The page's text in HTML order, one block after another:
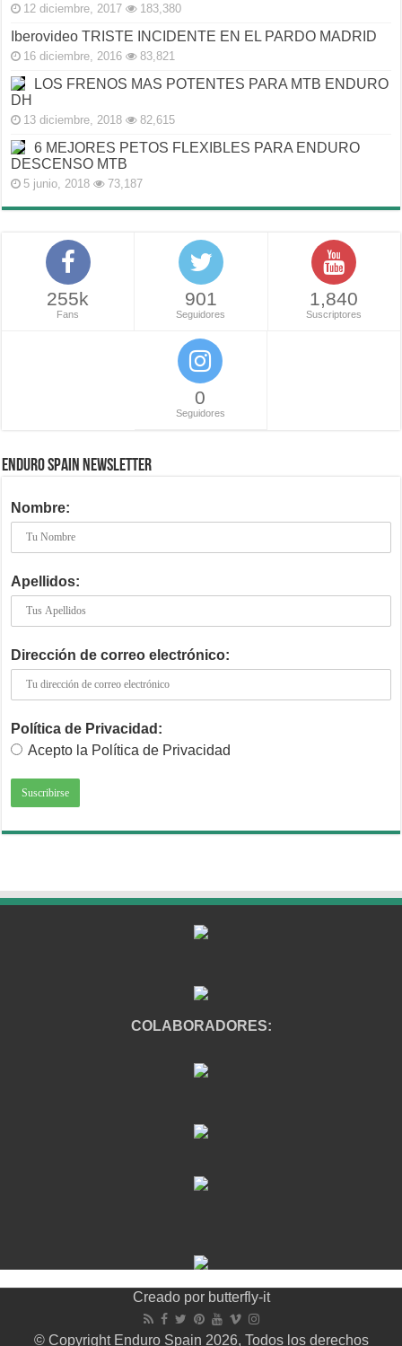
12 diciembre, 2017 183,380
Iberovideo TRISTE INCIDENTE EN EL PARDO MADRID
16 diciembre, 2016 83,821
LOS FRENOS MAS POTENTES PARA MTB ENDURO
DH
13 diciembre, 2018 82,615
6 MEJORES PETOS FLEXIBLES PARA ENDURO
DESCENSO MTB
5 junio, 2018 73,187
255k
Fans
901
Seguidores
1,840
Suscriptores
0
Seguidores
ENDURO SPAIN NEWSLETTER
Nombre:
Apellidos:
Dirección de correo electrónico:
Política de Privacidad:
Acepto la Política de Privacidad
COLABORADORES:
Creado por butterfly-it
© Copyright Enduro Spain 2026, Todos los derechos